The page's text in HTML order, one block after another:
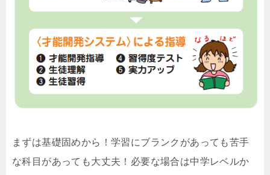
まずは基礎固めから！学習にブランクがあっても苦手
な科目があっても大丈夫！必要な場合は中学レベルか